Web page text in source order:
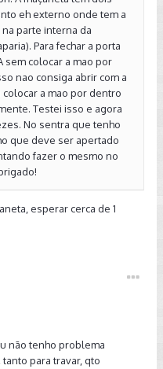
eh externo onde tem a
parte interna da
Para fechar a porta
sem colocar a mao por
nao consiga abrir com a
a mao por dentro
Testei isso e agora
No sentra que tenho
que deve ser apertado
fazer o mesmo no
esperar cerca de 1
não tenho problema
para travar, qto